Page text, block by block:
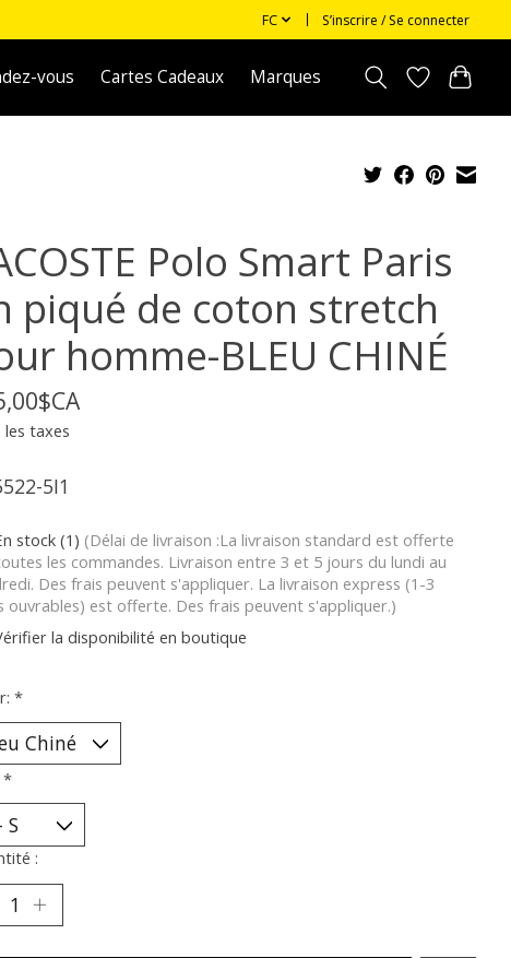
FC S’inscrire / Se connecter
vous Cartes Cadeaux Marques
Polo Smart Paris
piqué de coton stretch
homme-BLEU CHINÉ
les taxes
5I1
stock (1) (Délai de livraison :La livraison standard est offerte
les commandes. Livraison entre 3 et 5 jours du lundi au
Des frais peuvent s'appliquer. La livraison express (1-3
ouvrables) est offerte. Des frais peuvent s'appliquer.)
la disponibilité en boutique
*
*
: